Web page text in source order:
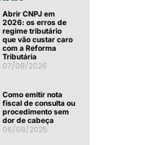
Abrir CNPJ em
2026: os erros de
regime tributário
que vão custar caro
com a Reforma
Tributária
07/08/2026
Como emitir nota
fiscal de consulta ou
procedimento sem
dor de cabeça
06/08/2026